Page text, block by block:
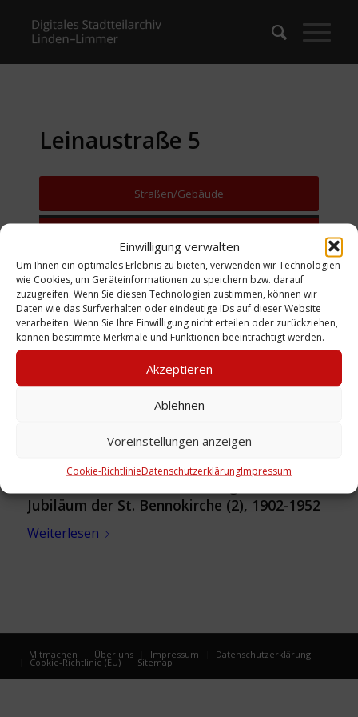
Einwilligung verwalten
Um Ihnen ein optimales Erlebnis zu bieten, verwenden wir Technologien
wie Cookies, um Geräteinformationen zu speichern bzw. darauf
zuzugreifen. Wenn Sie diesen Technologien zustimmen, können wir
Daten wie das Surfverhalten oder eindeutige IDs auf dieser Website
verarbeiten. Wenn Sie Ihre Einwilligung nicht erteilen oder zurückziehen,
können bestimmte Merkmale und Funktionen beeinträchtigt werden.
Akzeptieren
Ablehnen
Voreinstellungen anzeigen
Cookie-RichtlinieDatenschutzerklärungImpressum
Leinaustraße 5
Straßen/Gebäude
Jubiläum der St. Bennokirche (2), 1902-1952
Weiterlesen
Mitmachen Über uns Impressum Datenschutzerklärung
Cookie-Richtlinie (EU) Sitemap